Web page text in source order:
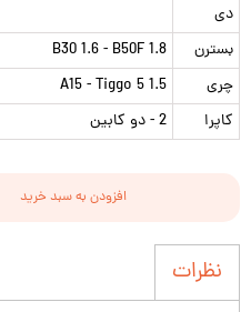
دی
بسترن
B30 1.6 - B50F 1.8
چری
A15 - Tiggo 5 1.5
کاپرا
2 - دو کابین
افزودن به سبد خرید
نظرات